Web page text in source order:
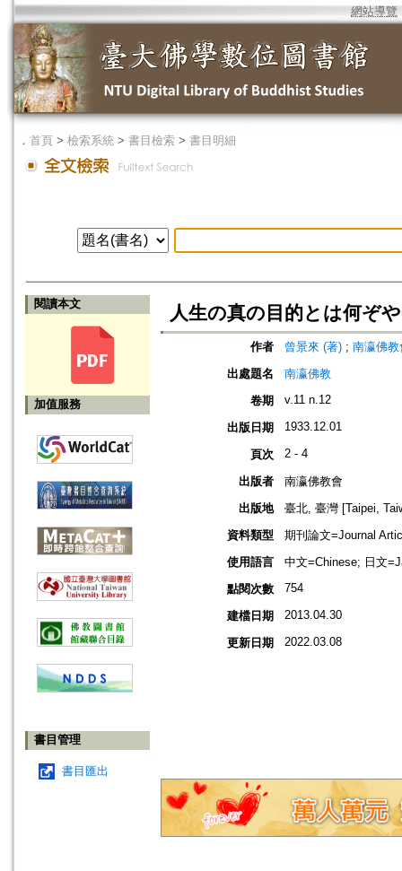
網站導覽
． 首頁 > 檢索系統 > 書目檢索 > 書目明細
閱讀本文
加值服務
書目管理
書目匯出
人生の真の目的とは何ぞ
作者 曾景來 (著) ; 南瀛佛
出處題名
南瀛佛教
卷期
v.11 n.12
出版日期 1933.12.01
頁次 2 - 4
出版者
南瀛佛教會
出版地
臺北, 臺灣 [Taipei,
資料類型
期刊論文=Journal
使用語言
中文=Chinese; 日文
點閱次數
754
建檔日期 2013.04.30
更新日期 2022.03.08